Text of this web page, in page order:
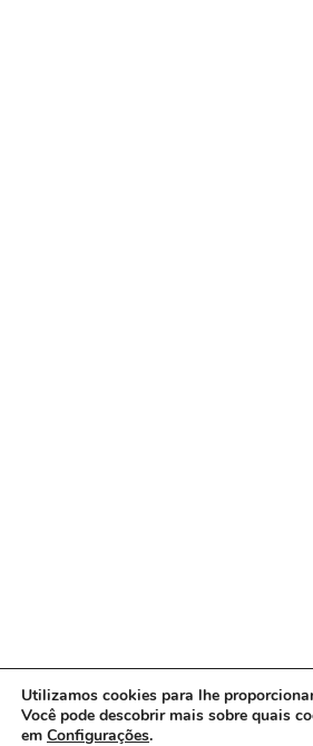
Utilizamos cookies para lhe
Você pode descobrir mais sobre quais
em Configurações.